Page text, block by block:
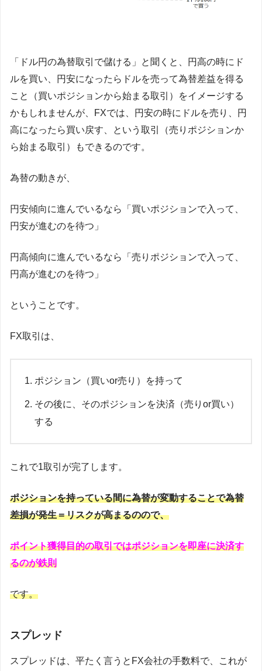
「ドル円の為替取引で儲ける」と聞くと、円高の時にド
ルを買い、円安になったらドルを売って為替差益を得る
こと（買いポジションから始まる取引）をイメージする
かもしれませんが、FXでは、円安の時にドルを売り、円
高になったら買い戻す、という取引（売りポジションか
ら始まる取引）もできるのです。
為替の動きが、
円安傾向に進んでいるなら「買いポジションで入って、
円安が進むのを待つ」
円高傾向に進んでいるなら「売りポジションで入って、
円高が進むのを待つ」
ということです。
FX取引は、
ポジション（買いor売り）を持って
その後に、そのポジションを決済（売りor買い）
する
これで1取引が完了します。
ポジションを持っている間に為替が変動することで為替
差損が発生＝リスクが高まるのので、
ポイント獲得目的の取引ではポジションを即座に決済す
るのが鉄則
です。
スプレッド
スプレッドは、平たく言うとFX会社の手数料で、これが